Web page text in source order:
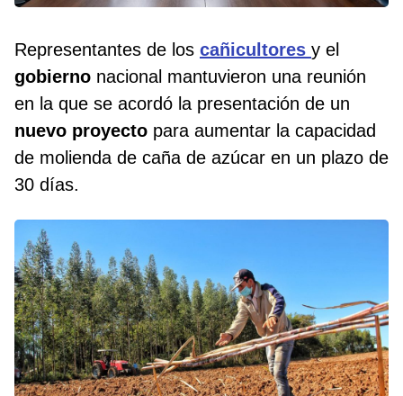
Representantes de los cañicultores y el
gobierno nacional mantuvieron una reunión
en la que se acordó la presentación de un
nuevo proyecto para aumentar la capacidad
de molienda de caña de azúcar en un plazo de
30 días.